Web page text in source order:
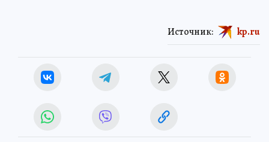
Источник: kp.ru